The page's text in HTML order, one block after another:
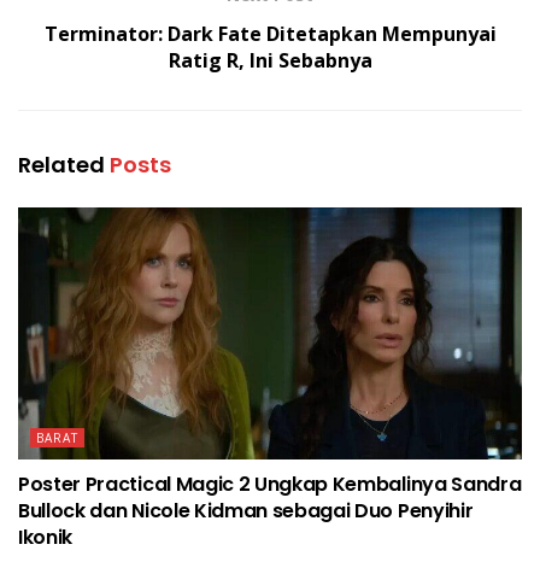
Terminator: Dark Fate Ditetapkan Mempunyai
Ratig R, Ini Sebabnya
Related Posts
BARAT
Poster Practical Magic 2 Ungkap Kembalinya Sandra
Bullock dan Nicole Kidman sebagai Duo Penyihir
Ikonik